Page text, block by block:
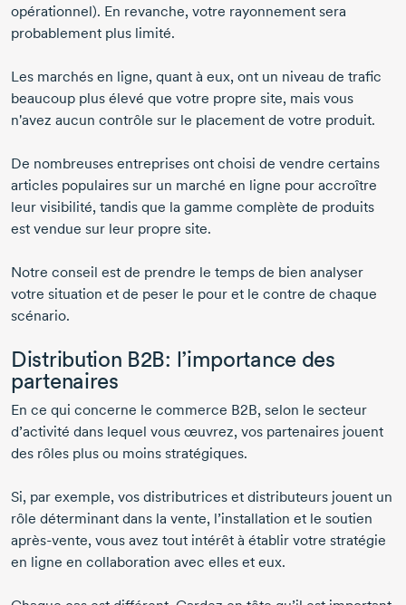
opérationnel). En revanche, votre rayonnement sera
probablement plus limité.
Les marchés en ligne, quant à eux, ont un niveau de trafic
beaucoup plus élevé que votre propre site, mais vous
n'avez aucun contrôle sur le placement de votre produit.
De nombreuses entreprises ont choisi de vendre certains
articles populaires sur un marché en ligne pour accroître
leur visibilité, tandis que la gamme complète de produits
est vendue sur leur propre site.
Notre conseil est de prendre le temps de bien analyser
votre situation et de peser le pour et le contre de chaque
scénario.
Distribution B2B: l’importance des
partenaires
En ce qui concerne le commerce B2B, selon le secteur
d’activité dans lequel vous œuvrez, vos partenaires jouent
des rôles plus ou moins stratégiques.
Si, par exemple, vos distributrices et distributeurs jouent un
rôle déterminant dans la vente, l’installation et le soutien
après-vente, vous avez tout intérêt à établir votre stratégie
en ligne en collaboration avec elles et eux.